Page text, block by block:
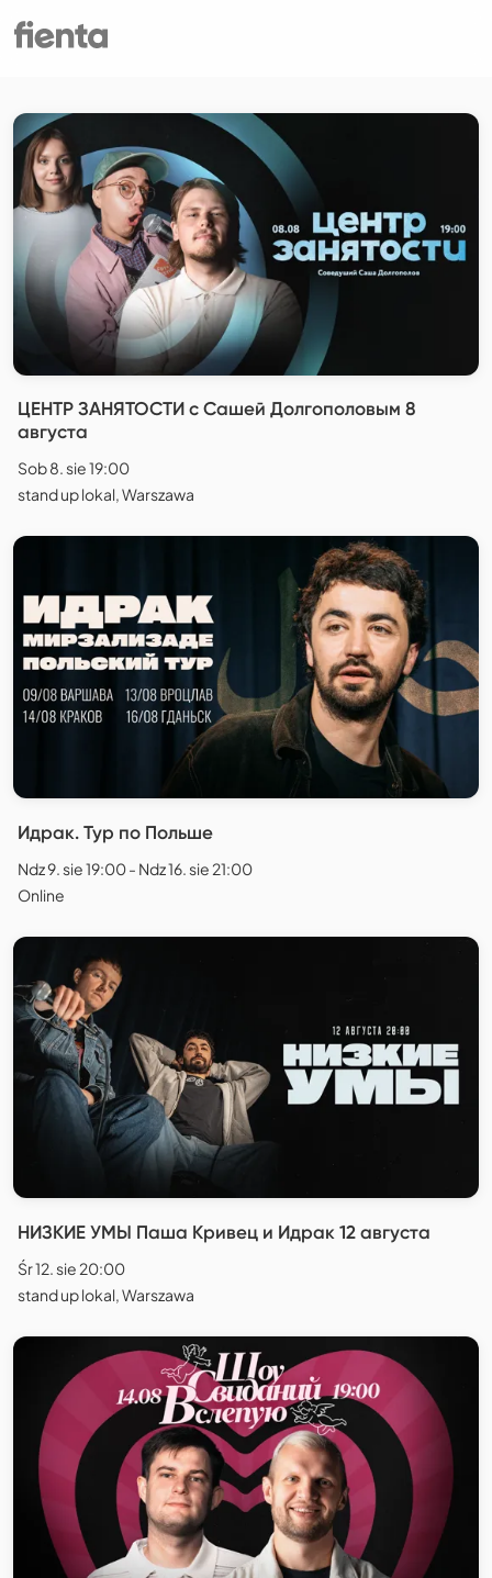
ЦЕНТР ЗАНЯТОСТИ с Сашей Долгополовым 8
августа
Sob 8. sie 19:00
stand up lokal, Warszawa
Идрак. Тур по Польше
Ndz 9. sie 19:00 - Ndz 16. sie 21:00
Online
НИЗКИЕ УМЫ Паша Кривец и Идрак 12 августа
Śr 12. sie 20:00
stand up lokal, Warszawa